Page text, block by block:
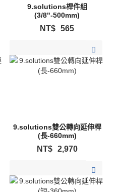
9.solutions桿件組
(3/8"-500mm)
NT$ 565
9.solutions雙公轉向延伸桿
(長-660mm)
NT$ 2,970